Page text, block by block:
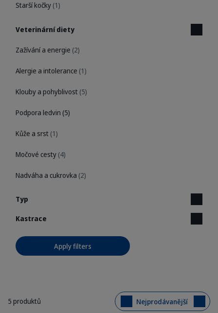
Starší kočky (1)
Veterinární diety
Zažívání a energie (2)
Alergie a intolerance (1)
Klouby a pohyblivost (5)
Podpora ledvin (5)
Kůže a srst (1)
Močové cesty (4)
Nadváha a cukrovka (2)
Typ
Kastrace
Apply filters
5 produktů Nejprodávanější